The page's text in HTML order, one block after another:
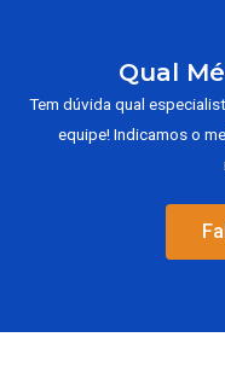
Qual
Tem dúvida qual
equipe! Indicamos o